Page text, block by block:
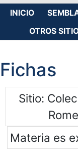
INICIO
OTROS
Fichas
Sitio
Materia es